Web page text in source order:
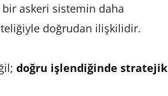
askeri sistemin daha
doğrudan ilişkilidir.
doğru işlendiğinde stratejik